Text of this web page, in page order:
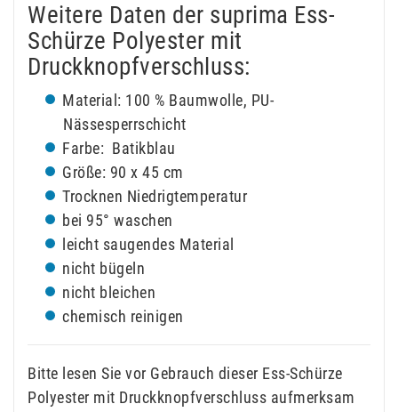
Weitere Daten der suprima Ess-
Schürze Polyester mit
Druckknopfverschluss:
Material: 100 % Baumwolle, PU-
Nässesperrschicht
Farbe: Batikblau
Größe: 90 x 45 cm
Trocknen Niedrigtemperatur
bei 95° waschen
leicht saugendes Material
nicht bügeln
nicht bleichen
chemisch reinigen
Bitte lesen Sie vor Gebrauch dieser Ess-Schürze
Polyester mit Druckknopfverschluss aufmerksam